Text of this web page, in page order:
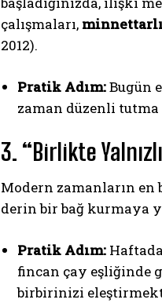
çalışmaları,
2012).
Pratik Adım:Bugün
zaman düzenli tutma
3. “Birlikte
Modern zamanların
derin bir bağ kurmaya
Pratik Adım:
fincan çay eşliğinde
birbirinizi